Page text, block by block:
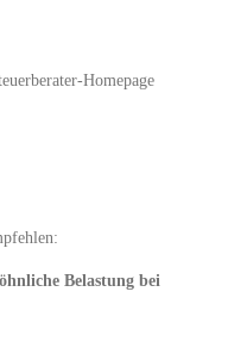
Homepage
Belastung bei